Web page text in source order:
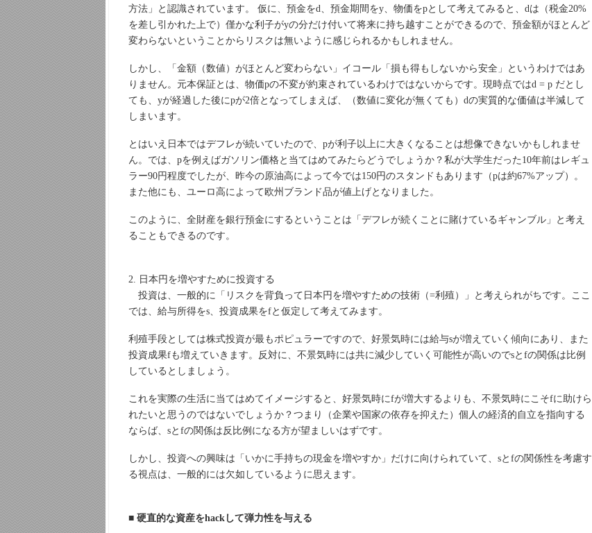
方法」と認識されています。 仮に、預金をd、預金期間をy、物価をpとして考えてみると、dは（税金20%
を差し引かれた上で）僅かな利子がyの分だけ付いて将来に持ち越すことができるので、預金額がほとんど
変わらないということからリスクは無いように感じられるかもしれません。
しかし、「金額（数値）がほとんど変わらない」イコール「損も得もしないから安全」というわけではあ
りません。元本保証とは、物価pの不変が約束されているわけではないからです。現時点ではd = p だとし
ても、yが経過した後にpが2倍となってしまえば、（数値に変化が無くても）dの実質的な価値は半減して
しまいます。
とはいえ日本ではデフレが続いていたので、pが利子以上に大きくなることは想像できないかもしれませ
ん。では、pを例えばガソリン価格と当てはめてみたらどうでしょうか？私が大学生だった10年前はレギュ
ラー90円程度でしたが、昨今の原油高によって今では150円のスタンドもあります（pは約67%アップ）。
また他にも、ユーロ高によって欧州ブランド品が値上げとなりました。
このように、全財産を銀行預金にするということは「デフレが続くことに賭けているギャンブル」と考え
ることもできるのです。
2. 日本円を増やすために投資する
投資は、一般的に「リスクを背負って日本円を増やすための技術（=利殖）」と考えられがちです。ここ
では、給与所得をs、投資成果をfと仮定して考えてみます。
利殖手段としては株式投資が最もポピュラーですので、好景気時には給与sが増えていく傾向にあり、また
投資成果fも増えていきます。反対に、不景気時には共に減少していく可能性が高いのでsとfの関係は比例
しているとしましょう。
これを実際の生活に当てはめてイメージすると、好景気時にfが増大するよりも、不景気時にこそfに助けら
れたいと思うのではないでしょうか？つまり（企業や国家の依存を抑えた）個人の経済的自立を指向する
ならば、sとfの関係は反比例になる方が望ましいはずです。
しかし、投資への興味は「いかに手持ちの現金を増やすか」だけに向けられていて、sとfの関係性を考慮す
る視点は、一般的には欠如しているように思えます。
■ 硬直的な資産をhackして弾力性を与える